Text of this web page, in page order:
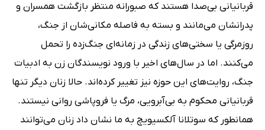
قربانیانی بی‌صدا هستند که صبورانه منتظر بازگشت همسران و
پدرانشان می‌مانند و بسته به فاصله‌ مکانی‌شان از جنگ،
روزمرگی یا سختی‌های زندگی در زمانه‌ای جنگ‌زده را تحمل
می‌کنند. اما در سال‌های اخیر با ورود نویسندگان زن به ادبیات
جنگ، روایت‌های این حوزه نیز تغییر کرده‌اند. حالا زنان دیگر تنها
قربانیانی محکوم به بی‌آبرویی، مرگ یا فروپاشی روانی نیستند.
همانطور که سوتلانا آلکسیویچ به ما نشان داد زنان می‌توانند